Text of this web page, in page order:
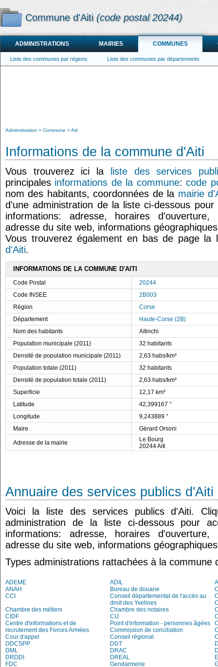
Commune d'Aiti (code postal 20244)
ADMINISTRATIONS MAIRIES COMMUNES
Liste des communes par régions Liste des communes par départements
Administration Commune Aiti
Informations de la commune d'Aiti
Vous trouverez ici la
liste des services
principales informations de la commune:code
nom des habitants, coordonnées de la mairie
d'une administration de la liste ci-dessous
informations: adresse, horaires
adresse du site web, informations
Vous trouverez également en bas de page
d'Aiti.
INFORMATIONS DE LA COMMUNE D'AITI
Code Postal
20244
Code INSEE
2B003
Région
Corse
Département
Haute-Corse (2B)
Nom des habitants
Aïtinchi
Population municipale (2011)
32 habitants
Densité de population municipale (2011)
2,63 habs/km²
Population totale (2011)
32 habitants
Densité de population totale (2011)
2,63 habs/km²
Superficie
12,17 km²
Latitude
42,399167 °
Longitude
9,243889 °
Maire
Gérard Orsoni
Adresse de la mairie
Le Bourg
20244 Aiti
Annuaire des services publics d'Aiti
Voici la liste des services publics d'Aiti.
administration de la liste ci-dessous pour
informations: adresse, horaires
adresse du site web, informations
Types administrations rattachées à la commune
ADEME ADIL
ANAH
Bureau de douane
CCI
Conseil départemental de l'accès au
droit des Yvelines
Chambre des métiers
Chambre des notaires
CIDF
CIJ
Centre d'informations et de
recrutement des Forces Armées
Point d'information - personnes âgées
Commission de conciliation
Cour d'appel
Conseil régional
DDCSPP
DDT
DML
DRAC
DRDDI
DREAL
FDC
Gendarmerie